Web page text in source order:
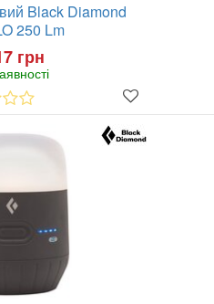
Black Diamond
250 Lm
грн